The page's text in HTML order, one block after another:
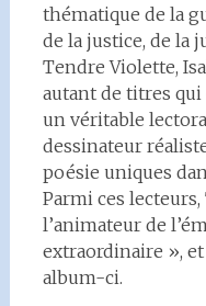
thématique de la
de la justice, de la
Tendre Violette,
autant de titres qui
un véritable
dessinateur
poésie uniques
Parmi ces
l’animateur de
extraordinaire »,
album-ci.